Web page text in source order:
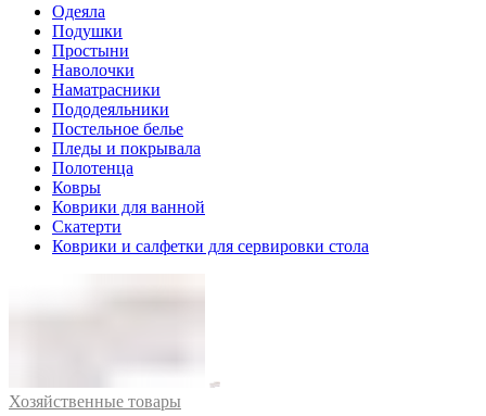
Одеяла
Подушки
Простыни
Наволочки
Наматрасники
Пододеяльники
Постельное белье
Пледы и покрывала
Полотенца
Ковры
Коврики для ванной
Скатерти
Коврики и салфетки для сервировки стола
Хозяйственные товары